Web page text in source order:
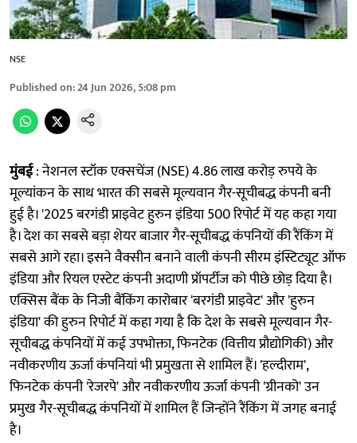
NSE
Published on:24 Jun 2026, 5:08 pm
मुंबई: नेशनल स्टॉक एक्सचेंज (NSE) 4.86 लाख करोड़ रुपये के
मूल्यांकन के साथ भारत की सबसे मूल्यवान गैर-सूचीबद्ध कंपनी बनी
हुई है। '2025 बरगंडी प्राइवेट हुरुन इंडिया 500 रिपोर्ट में यह कहा गया
है। देश का सबसे बड़ा शेयर बाजार गैर-सूचीबद्ध कंपनियों की रैंकिंग में
सबसे आगे रहा। इसने वैक्सीन बनाने वाली कंपनी सीरम इंस्टिट्यूट ऑफ
इंडिया और रियल एस्टेट कंपनी अदाणी प्रॉपर्टीज को पीछे छोड़ दिया है।
एक्सिस बैंक के निजी बैंकिंग कारोबार 'बरगंडी प्राइवेट' और 'हुरुन
इंडिया' की हुरुन रिपोर्ट में कहा गया है कि देश के सबसे मूल्यवान गैर-
सूचीबद्ध कंपनियों में कई उपभोक्ता, फिनटेक (वित्तीय प्रौद्योगिकी) और
नवीकरणीय ऊर्जा कंपनियां भी प्रमुखता से शामिल हैं। 'हल्दीराम',
फिनटेक कंपनी 'रेजरपे' और नवीकरणीय ऊर्जा कंपनी 'ग्रीनको' उन
प्रमुख गैर-सूचीबद्ध कंपनियों में शामिल हैं जिन्होंने रैंकिंग में जगह बनाई
है।